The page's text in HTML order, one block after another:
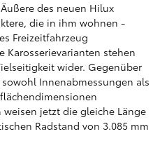
des neuen Hilux
die in ihm wohnen -
Freizeitfahrzeug
Karosserievarianten stehen
wider. Gegenüber
Innenabmessungen als
jetzt die gleiche Länge
Radstand von 3.085 mm